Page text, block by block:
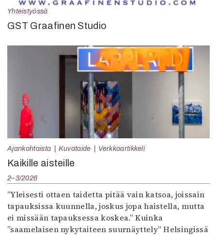
Yhteistyössä
GST Graafinen Studio
Ajankohtaista Kuvataide Verkkoartikkeli
Kaikille aisteille
2–3/2026
”Yleisesti ottaen taidetta pitää vain katsoa, joissain
tapauksissa kuunnella, joskus jopa haistella, mutta
ei missään tapauksessa koskea.” Kuinka
”saamelaisen nykytaiteen suurnäyttely” Helsingissä